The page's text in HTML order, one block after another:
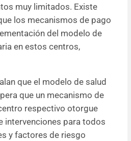
muy limitados. Existe
los mecanismos de pago
del modelo de
en estos centros,
que el modelo de salud
que un mecanismo de
respectivo otorgue
intervenciones para todos
y factores de riesgo